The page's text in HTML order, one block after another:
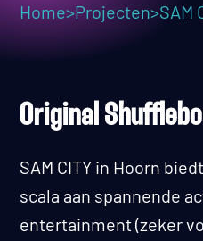
Home>Projecten>SAM
Original
SAM CITY in Hoorn
scala aan spannende
entertainment (zeker